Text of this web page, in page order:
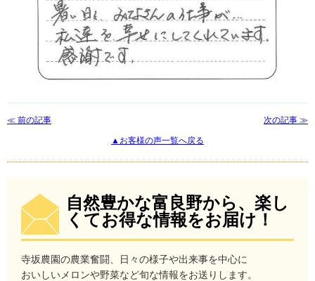
≪ 前の記事 次の記事 ≫
▲お客様の声一覧へ戻る
自然豊かな富良野から、楽し
くてお得な情報をお届け！
寺坂農園の農業奮闘、日々の様子や出来事を中心に
おいしいメロンや野菜など旬な情報をお送りします。